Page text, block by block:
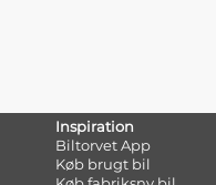
Inspiration
Biltorvet App
Køb brugt bil